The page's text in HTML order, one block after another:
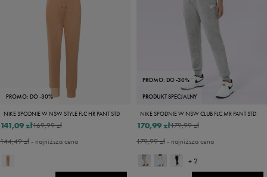
PROMO: DO -30%
NIKE SPODNIE W NSW STYLE FLC HR PANT STD
169,99 zł
141,09 zł
144,49 zł- najniższa cena
PROMO: DO -30%
PRODUKT SPECJALNY
NIKE SPODNIE W NSW CLUB FLC MR PANT STD
179,99 zł
170,99 zł
179,99 zł- najniższa cena
+ 2